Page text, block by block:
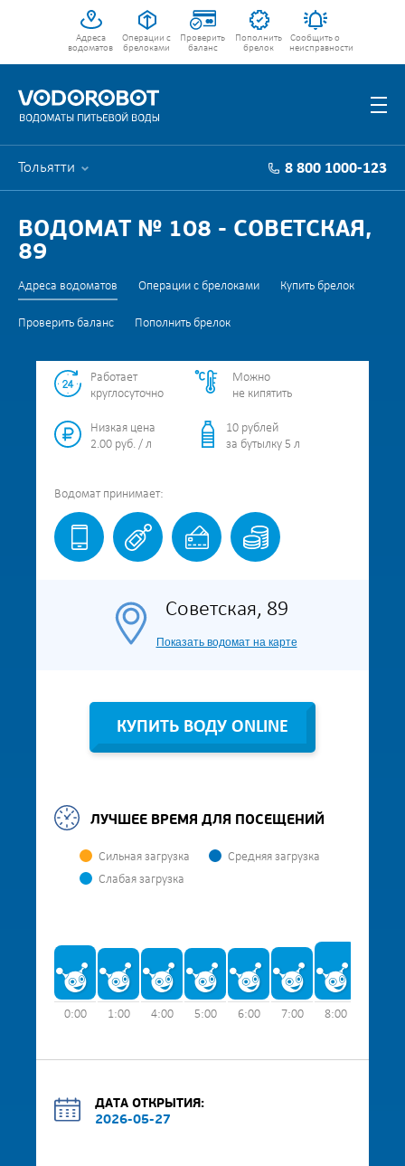
Адреса
водоматов
Операции с
брелоками
Проверить
баланс
Пополнить
брелок
Сообщить о
неисправности
Тольятти 8 800 1000-123
ВОДОМАТ № 108 - СОВЕТСКАЯ,
89
Адреса водоматов Операции с брелоками Купить брелок
Проверить баланс Пополнить брелок
Работает
круглосуточно
Можно
не кипятить
Низкая цена
2.00 руб. / л
10 рублей
за бутылку 5 л
Водомат принимает:
Советская, 89
Показать водомат на карте
КУПИТЬ ВОДУ ONLINE
ЛУЧШЕЕ ВРЕМЯ ДЛЯ ПОСЕЩЕНИЙ
Сильная загрузка
Средняя загрузка
Слабая загрузка
0:00 1:00 4:00 5:00 6:00 7:00 8:00
ДАТА ОТКРЫТИЯ:
2026-05-27